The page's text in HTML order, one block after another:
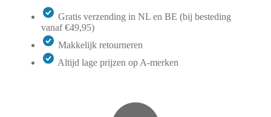
Gratis verzending in NL en BE (bij besteding
vanaf €49,95)
Makkelijk retourneren
Altijd lage prijzen op A-merken